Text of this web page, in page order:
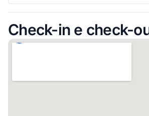
Check-in e check-